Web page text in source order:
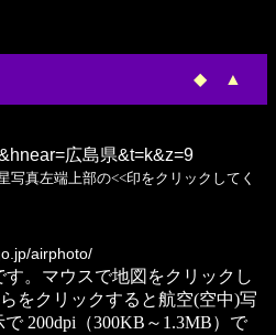
◆ ▲
広島県&t=k&z=9
真左端上部の<<印をクリックしてく
airphoto/
。マウスで地図をクリックし
をクリックすると航空(空中)写
200dpi（300KB～1.3MB）で